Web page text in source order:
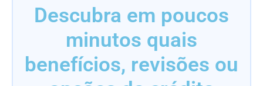
Descubra em poucos
minutos quais
benefícios, revisões ou